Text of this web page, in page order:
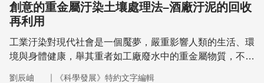
創意的重金屬汙染土壤處理法–酒廠汙泥的回收
再利用
工業汙染對現代社會是一個魘夢，嚴重影響人類的生活、環
境與身體健康，舉其重者如工廠廢水中的重金屬物質，不但
劉辰岫 ｜ 《科學發展》特約文字編輯